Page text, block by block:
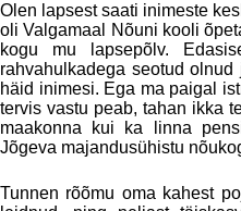
Olen lapsest saati inimeste
oli Valgamaal Nõuni kooli
kogu mu lapsepõlv.
rahvahulkadega seotud
häid inimesi. Ega ma paigal
tervis vastu peab, tahan ikka
maakonna kui ka linna
Jõgeva majandusühistu
Tunnen rõõmu oma kahest